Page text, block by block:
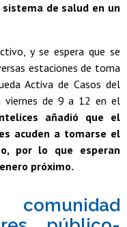
de salud en un
y se espera que se
estaciones de toma
Activa de Casos del
viernes de 9 a 12 en el
añadió que el
acuden a tomarse el
por lo que esperan
próximo.